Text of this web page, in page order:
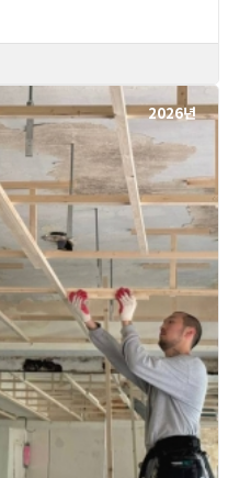
2026년